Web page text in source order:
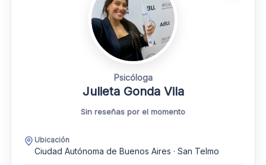
Psicóloga
Julieta Gonda Vila
Sin reseñas por el momento
Ubicación
Ciudad Autónoma de Buenos Aires · San Telmo